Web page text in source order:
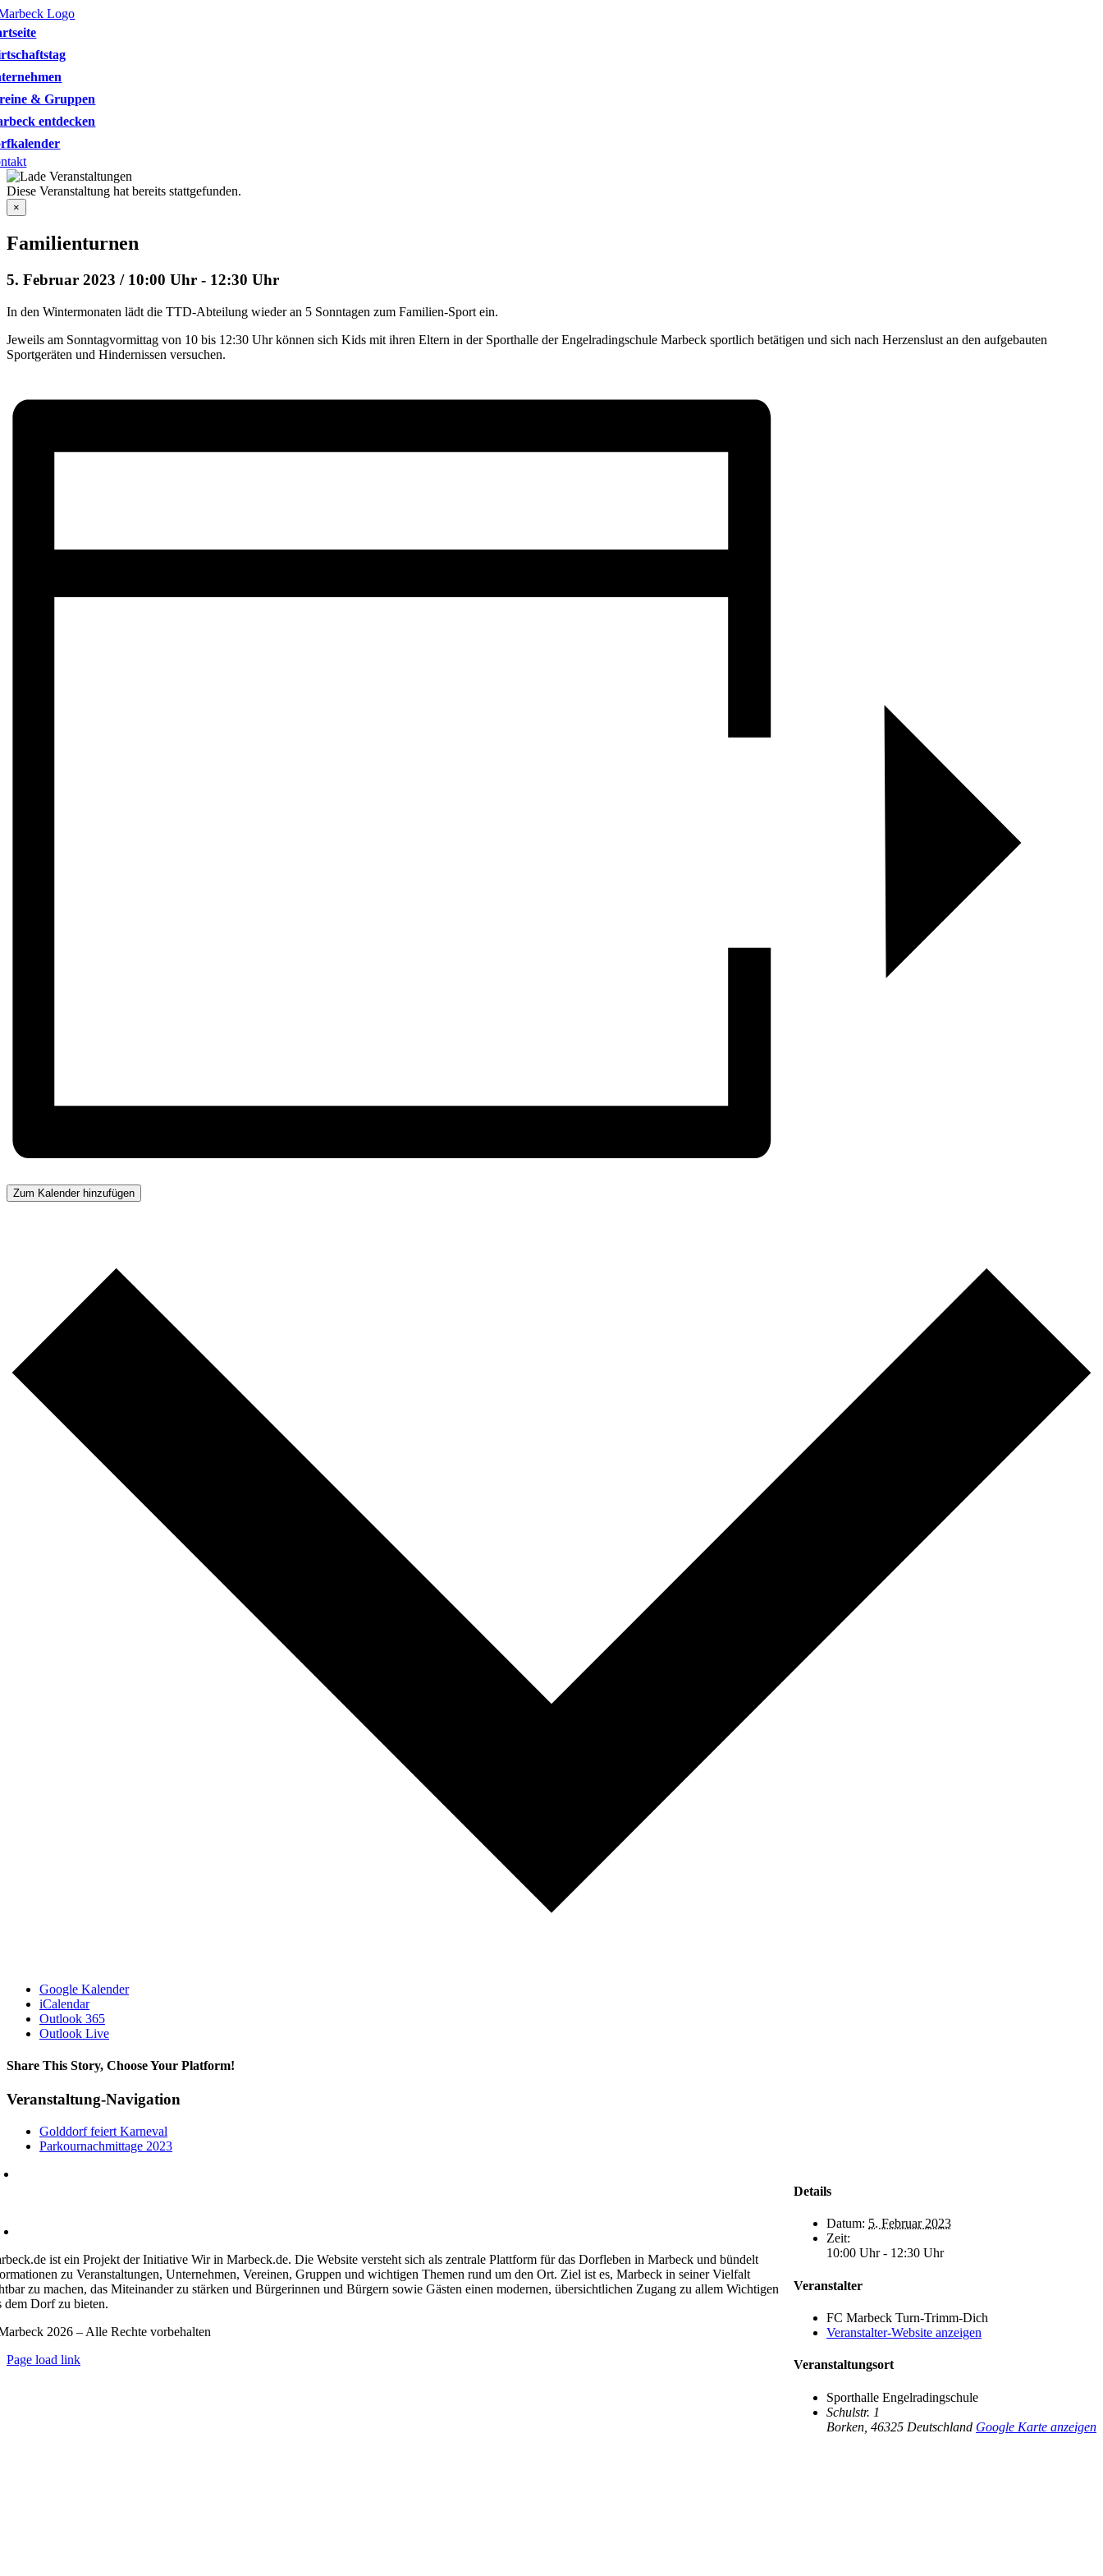
Skip
to
content
& Gruppen
entdecken
Diese Veranstaltung hat bereits stattgefunden.
×
Familienturnen
5. Februar 2023 / 10:00 Uhr - 12:30 Uhr
In den Wintermonaten lädt die TTD-Abteilung wieder an 5 Sonntagen zum Familien-Sport ein.
Jeweils am Sonntagvormittag von 10 bis 12:30 Uhr können sich Kids mit ihren Eltern in der Sporthalle der Engelradingschule Marbeck sportlich betätigen und sich nach Herzenslust an den aufgebauten
Sportgeräten und Hindernissen versuchen.
Zum Kalender hinzufügen
Google Kalender
iCalendar
Outlook 365
Outlook Live
Share This Story, Choose Your Platform!
Facebook
X
Bluesky
Reddit
LinkedIn
WhatsApp
Telegram
Tumblr
Xing
Email
Copy
Veranstaltung-Navigation
Golddorf feiert Karneval
Parkournachmittage 2023
Details
Datum: 5. Februar 2023
Zeit:
10:00 Uhr - 12:30 Uhr
Veranstalter
FC Marbeck Turn-Trimm-Dich
Veranstalter-Website anzeigen
Veranstaltungsort
Sporthalle Engelradingschule
Schulstr. 1
Borken 46325 Deutschland Google Karte anzeigen
ist ein Projekt der Initiative Wir in Marbeck.de. Die Website versteht sich als zentrale Plattform für das Dorfleben in Marbeck und bündelt
zu Veranstaltungen, Unternehmen, Vereinen, Gruppen und wichtigen Themen rund um den Ort. Ziel ist es, Marbeck in seiner Vielfalt
zu machen, das Miteinander zu stärken und Bürgerinnen und Bürgern sowie Gästen einen modernen, übersichtlichen Zugang zu allem Wichtigen
dem Dorf zu bieten.
2026 – Alle Rechte vorbehalten
Page load link